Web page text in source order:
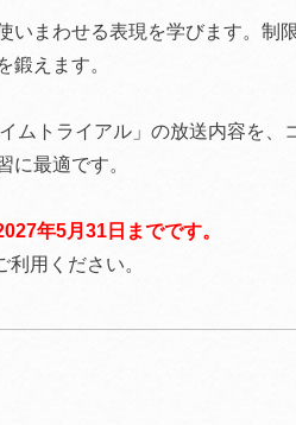
いまわせる表現を学びます。制
鍛えます。
ムトライアル」の放送内容を、
に最適です。
年5月31日までです。
用ください。